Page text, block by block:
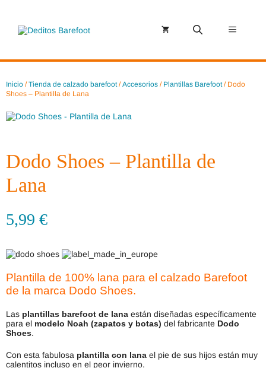
Menú
Inicio /Tienda de calzado barefoot/Accesorios / Plantillas Barefoot/ Dodo
Shoes – Plantilla de Lana
Dodo Shoes – Plantilla de
Lana
5,99 €
Plantilla de 100% lana para el calzado Barefoot
de la marca Dodo Shoes.
Las plantillas barefoot de lana están diseñadas específicamente
para el modelo Noah (zapatos y botas) del fabricante Dodo
Shoes.
Con esta fabulosa plantilla con lana el pie de sus hijos están muy
calentitos incluso en el peor invierno.